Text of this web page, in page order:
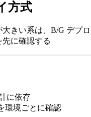
方式
きい系は、B/G デプ
に確認する
に依存
環境ごとに確認